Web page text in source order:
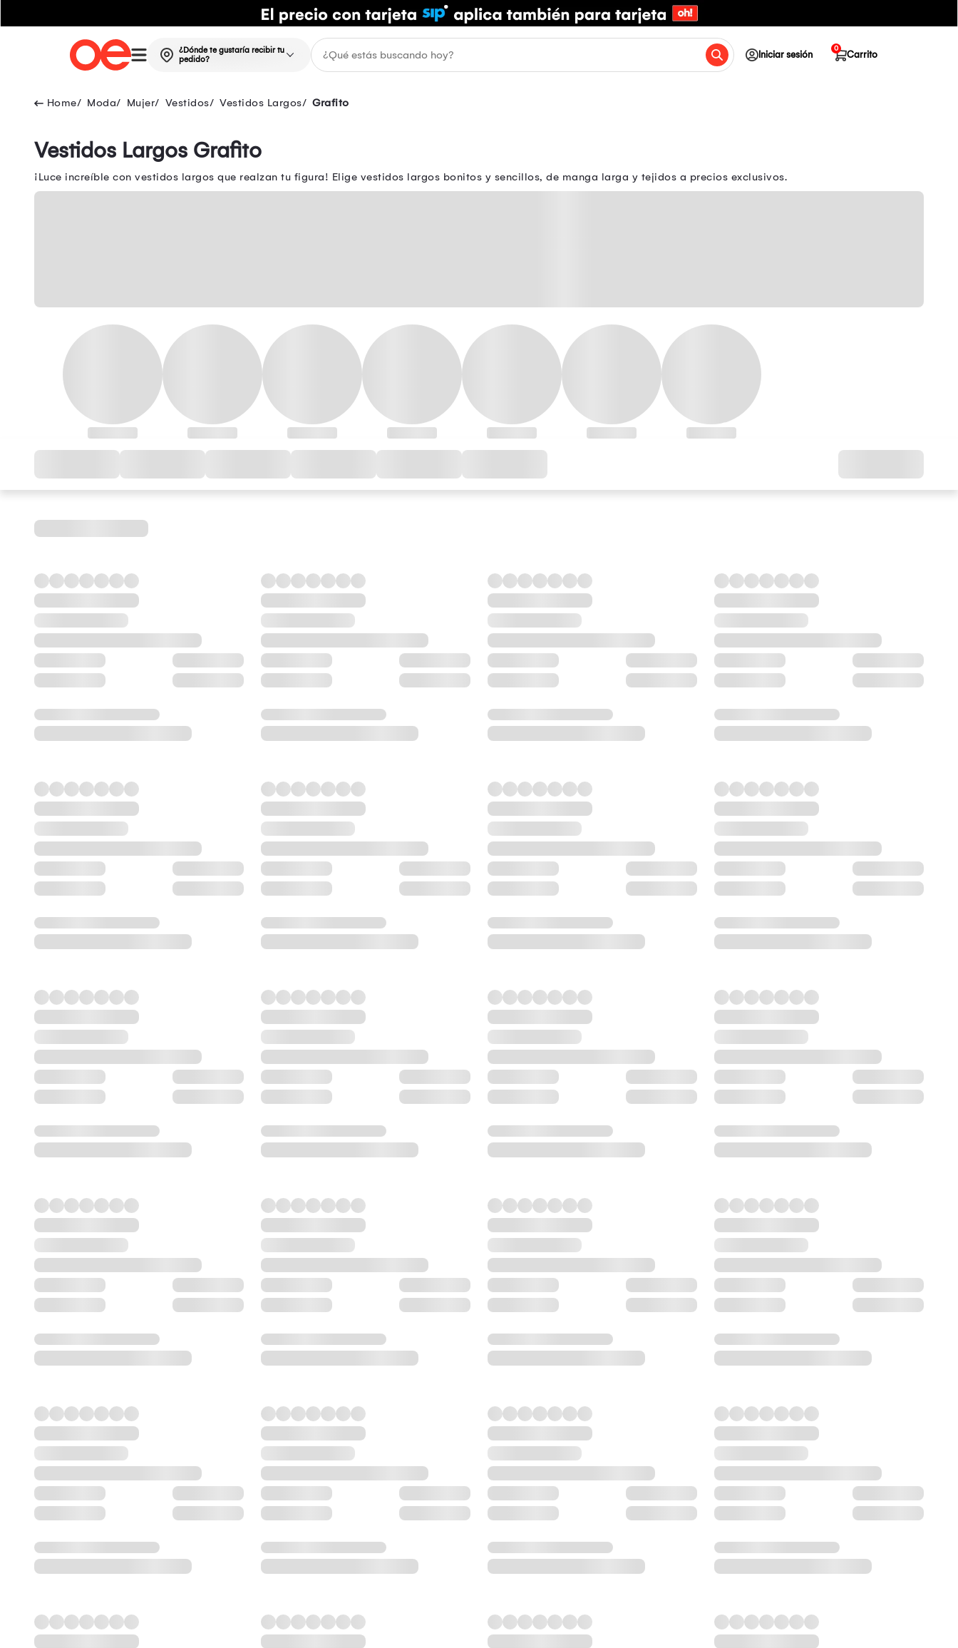
¿Dónde te gustaría recibir tu
pedido?
Iniciar sesión Carrito
0
Moda Mujer Vestidos Vestidos Largos Grafito
Vestidos Largos Grafito
¡Luce increíble con vestidos largos que realzan tu figura! Elige vestidos largos bonitos y sencillos, de manga larga y tejidos a precios exclusivos.